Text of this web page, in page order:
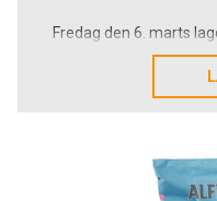
Fredag den 6. marts
for at fortælle om
mesterskabet – og for
Alfix A/S som deres
om medaljerne.